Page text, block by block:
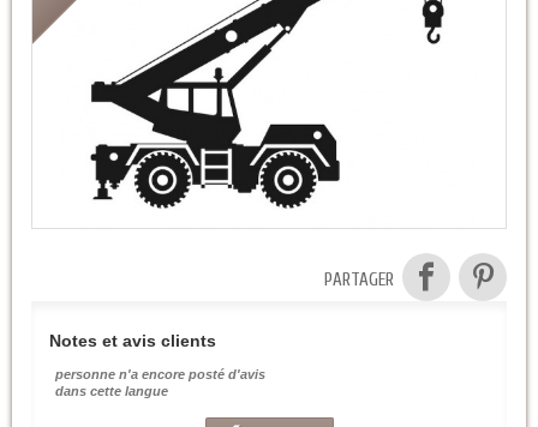
PARTAGER
Notes et avis clients
personne n'a encore posté d'avis
dans cette langue